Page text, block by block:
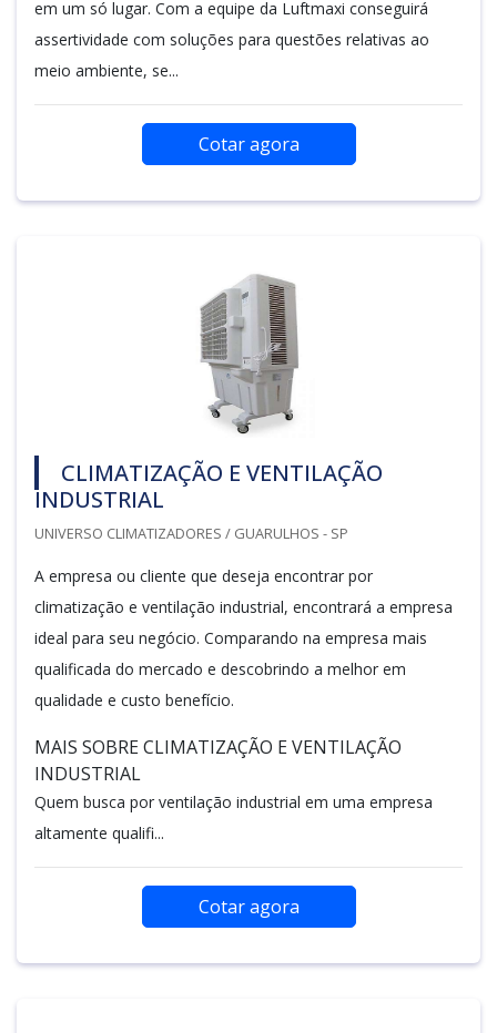
em um só lugar. Com a equipe da Luftmaxi conseguirá
assertividade com soluções para questões relativas ao
meio ambiente, se...
Cotar agora
CLIMATIZAÇÃO E VENTILAÇÃO
INDUSTRIAL
UNIVERSO CLIMATIZADORES / GUARULHOS - SP
A empresa ou cliente que deseja encontrar por
climatização e ventilação industrial, encontrará a empresa
ideal para seu negócio. Comparando na empresa mais
qualificada do mercado e descobrindo a melhor em
qualidade e custo benefício.
MAIS SOBRE CLIMATIZAÇÃO E VENTILAÇÃO
INDUSTRIAL
Quem busca por ventilação industrial em uma empresa
altamente qualifi...
Cotar agora